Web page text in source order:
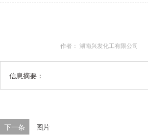
作者： 湖南兴发化工有限公司
信息摘要：
下一条 图片